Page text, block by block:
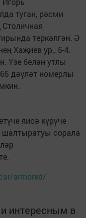
туган, рәсми
теркәлгән. Ә
Хаҗиев ур., 5-4.
Үзе белән утлы
дәүләт номерлы
яисә күрүче
шалтыратуы сорала
armored/
интересным в